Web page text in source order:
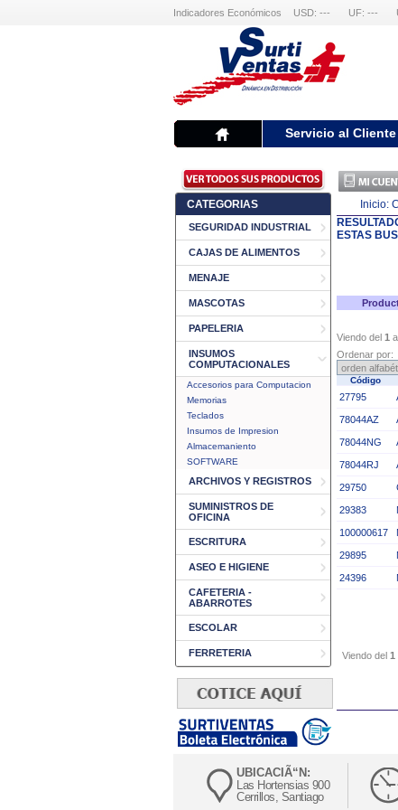
Indicadores Económicos USD: --- UF: ---
Servicio al Cliente
CATEGORIAS
SEGURIDAD INDUSTRIAL
CAJAS DE ALIMENTOS
MENAJE
MASCOTAS
PAPELERIA
INSUMOS
COMPUTACIONALES
Accesorios para Computacion
Memorias
Teclados
Insumos de Impresion
Almacemaniento
SOFTWARE
ARCHIVOS Y REGISTROS
SUMINISTROS DE
OFICINA
ESCRITURA
ASEO E HIGIENE
CAFETERIA -
ABARROTES
ESCOLAR
FERRETERIA
Inicio:
ESTAS
Viendo del 1
Ordenar por:
Código
27795
78044AZ
78044NG
78044RJ
29750
29383
100000617
29895
24396
Viendo del 1
UBICACIÃ“N:
Las Hortensias 900
Cerrillos, Santiago